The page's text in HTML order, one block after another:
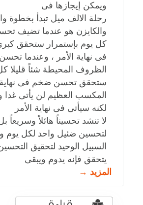
ويمكن إيجازها فى
رحلة الالف ميل تبدأ بخطوة
والكايزن هو عندما تضيف
كل يوم بإستمرار ستحقق
فى نهاية الأمر ، وعندما
الظروف المحيطة شئاً قليلا
ستحقق تحسن ضخم فى نهاية
المكسب العظيم لن يأتى غدا
لكنه سيأتى فى نهاية الأمر
لا تنشد تحسيناً هائلاً وسريعاً
لتحسين ضئيل واحد لكل يوم
السبيل الوحيد لتحقيق
يتحقق فإنه يدوم ويبقى
المزيد →